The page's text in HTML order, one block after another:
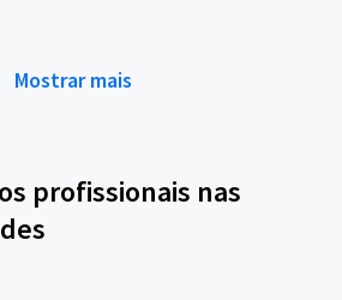
Mostrar mais
profissionais nas